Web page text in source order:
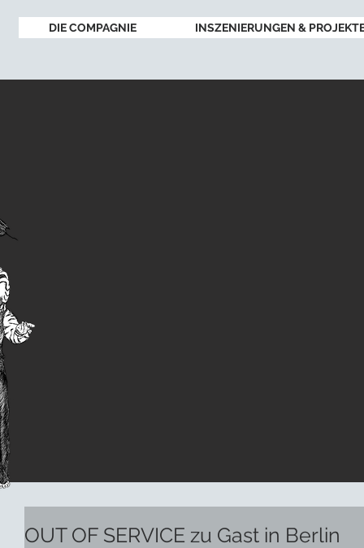
DIE COMPAGNIE INSZENIERUNGEN &
OUT OF SERVICE zu Gast in Berlin